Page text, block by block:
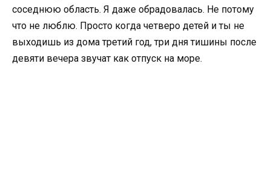
соседнюю область. Я даже обрадовалась. Не потому
что не люблю. Просто когда четверо детей и ты не
выходишь из дома третий год, три дня тишины после
девяти вечера звучат как отпуск на море.